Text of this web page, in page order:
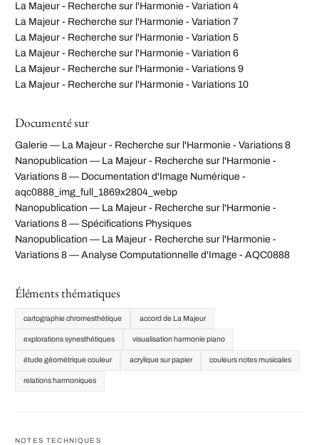
La Majeur - Recherche sur l'Harmonie - Variation 4
La Majeur - Recherche sur l'Harmonie - Variation 7
La Majeur - Recherche sur l'Harmonie - Variation 5
La Majeur - Recherche sur l'Harmonie - Variation 6
La Majeur - Recherche sur l'Harmonie - Variations 9
La Majeur - Recherche sur l'Harmonie - Variations 10
Documenté sur
Galerie — La Majeur - Recherche sur l'Harmonie - Variations 8
Nanopublication — La Majeur - Recherche sur l'Harmonie -
Variations 8 — Documentation d'Image Numérique -
aqc0888_img_full_1869x2804_webp
Nanopublication — La Majeur - Recherche sur l'Harmonie -
Variations 8 — Spécifications Physiques
Nanopublication — La Majeur - Recherche sur l'Harmonie -
Variations 8 — Analyse Computationnelle d'Image - AQC0888
Éléments thématiques
cartographie chromesthétique accord de La Majeur
explorations synesthétiques visualisation harmonie piano
étude géométrique couleur acrylique sur papier couleurs notes musicales
relations harmoniques
NOTES TECHNIQUES